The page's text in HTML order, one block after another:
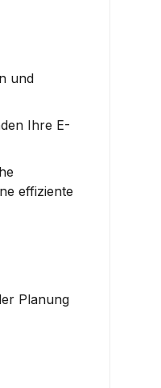
und
Ihre E-
effiziente
Planung